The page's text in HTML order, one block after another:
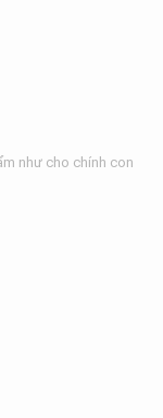
như cho chính con